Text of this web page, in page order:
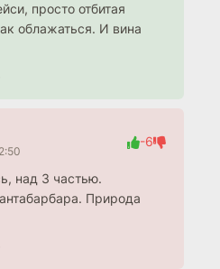
просто отбитая
облажаться. И вина
-6
над 3 частью.
Природа